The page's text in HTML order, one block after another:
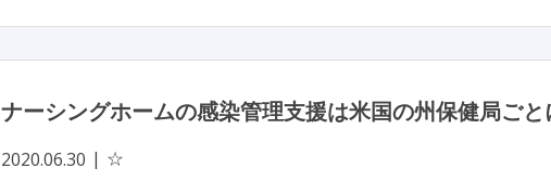
ナーシングホームの感染管理支援は米国の州保健局ごと
2020.06.30 ☆